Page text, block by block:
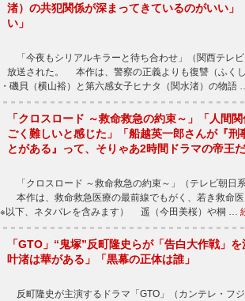
渚）の共犯関係が深まってきているのがいい」
い」
「今夜もシリアルキラーと待ち合わせ」（関西テレ
放送された。 本作は、警察の正義よりも復讐（ふく
磯貝（横山裕）と第六感女子ヒナタ（関水渚）の物語 …
「クロスロード ～救命救急の約束～」「人間
ごく難しいと感じた」「船越英一郎さんが『刑
とがある』って、そりゃあ2時間ドラマの帝王だ
「クロスロード ～救命救急の約束～」（テレビ朝日
本作は、救命救急医療の最前線でもがく、若き救命
以下、ネタバレを含みます） 遥（今田美桜）や桐 …
「GTO」“鬼塚”反町隆史らが「告白大作戦」
叶渚は華がある」「黒幕の正体は誰」
反町隆史が主演するドラマ「GTO」（カンテレ・フ